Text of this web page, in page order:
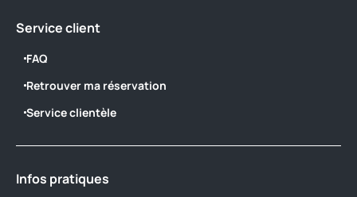
Service client
FAQ
Retrouver ma réservation
Service clientèle
Infos pratiques